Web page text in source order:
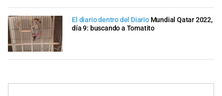
El diario dentro del Diario Mundial Qatar 2022,
día 9: buscando a Tomatito